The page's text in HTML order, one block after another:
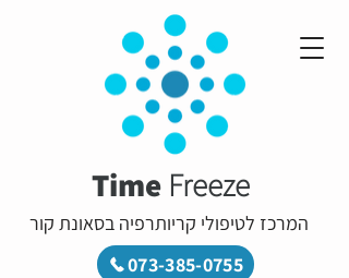
המרכז לטיפולי קריותרפיה בסאונת קור
Time Freeze
073-385-0755